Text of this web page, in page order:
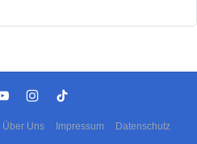
Über Uns Impressum Datenschutz